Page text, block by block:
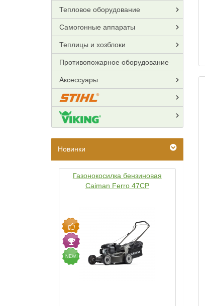
Тепловое оборудование
Самогонные аппараты
Теплицы и хозблоки
Противопожарное оборудование
Аксессуары
Новинки
Газонокосилка бензиновая
Caiman Ferro 47CP
NEW!